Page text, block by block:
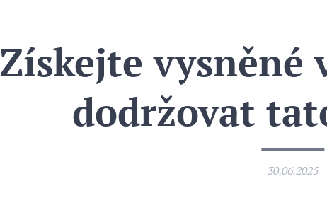
Získejte vysněné
dodržovat
30.06.2025